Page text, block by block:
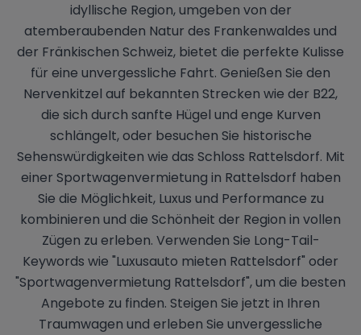
idyllische Region, umgeben von der
atemberaubenden Natur des Frankenwaldes und
der Fränkischen Schweiz, bietet die perfekte Kulisse
für eine unvergessliche Fahrt. Genießen Sie den
Nervenkitzel auf bekannten Strecken wie der B22,
die sich durch sanfte Hügel und enge Kurven
schlängelt, oder besuchen Sie historische
Sehenswürdigkeiten wie das Schloss Rattelsdorf. Mit
einer Sportwagenvermietung in Rattelsdorf haben
Sie die Möglichkeit, Luxus und Performance zu
kombinieren und die Schönheit der Region in vollen
Zügen zu erleben. Verwenden Sie Long-Tail-
Keywords wie "Luxusauto mieten Rattelsdorf" oder
"Sportwagenvermietung Rattelsdorf", um die besten
Angebote zu finden. Steigen Sie jetzt in Ihren
Traumwagen und erleben Sie unvergessliche